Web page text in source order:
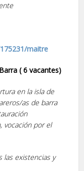
maitre
( 6 vacantes)
en la isla de
as de barra
vocación por el
las existencias y